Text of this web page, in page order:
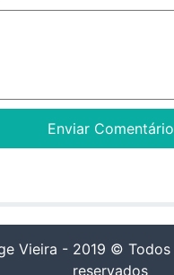
Vieira - 2019 ©
reservados